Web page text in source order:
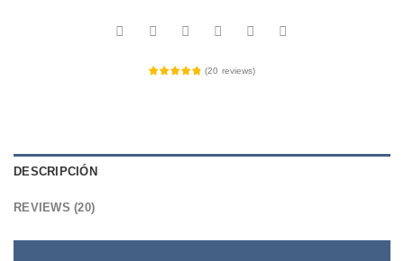
(20 reviews)
DESCRIPCIÓN
REVIEWS (20)